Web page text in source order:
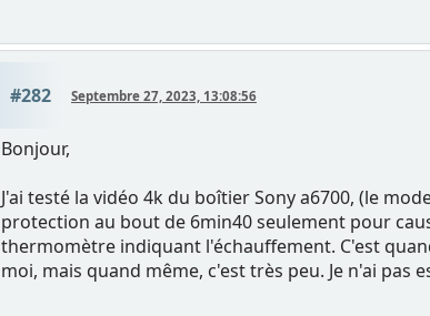
#282 Septembre 27, 2023, 13:08:56
Bonjour,
J'ai testé la vidéo 4k du boîtier Sony a6700, (le
protection au bout de 6min40 seulement pour
thermomètre indiquant l'échauffement. C'est
moi, mais quand même, c'est très peu. Je n'ai